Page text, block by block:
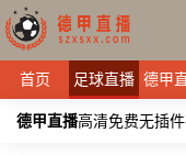
首页 足球直播 德甲
德甲直播高清免费无插